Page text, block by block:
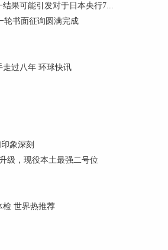
果可能引发对于日本央行7...
轮书面征询圆满完成
走过八年 环球快讯
象深刻
级，现役本土最强二号位
检 世界热推荐